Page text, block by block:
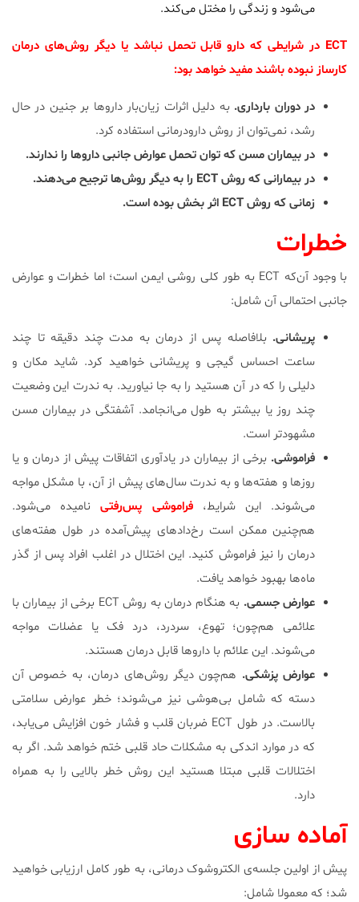
می‌شود و زندگی را مختل می‌کند.
ECT در شرایطی که دارو قابل تحمل نباشد یا دیگر روش‌های درمان
کارساز نبوده باشند مفید خواهد بود:
در دوران بارداری. به دلیل اثرات زیان‌بار داروها بر جنین در حال
رشد، نمی‌توان از روش دارودرمانی استفاده کرد.
در بیماران مسن که توان تحمل عوارض جانبی داروها را ندارند.
در بیمارانی که روش ECT را به دیگر روش‌ها ترجیح می‌دهند.
زمانی که روش ECT اثر بخش بوده است.
خطرات
با وجود آن‌که ECT به طور کلی روشی ایمن است؛ اما خطرات و عوارض
جانبی احتمالی آن شامل:
پریشانی. بلافاصله پس از درمان به مدت چند دقیقه تا چند
ساعت احساس گیجی و پریشانی خواهید کرد. شاید مکان و
دلیلی را که در آن هستید را به جا نیاورید. به ندرت این وضعیت
چند روز یا بیشتر به طول می‌انجامد. آشفتگی در بیماران مسن
مشهودتر است.
فراموشی. برخی از بیماران در یادآوری اتفاقات پیش از درمان و یا
روزها و هفته‌ها و به ندرت سال‌های پیش از آن، با مشکل مواجه
می‌شوند. این شرایط،فراموشی پس‌رفتینامیده می‌شود.
هم‌چنین ممکن است رخ‌دادهای پیش‌آمده در طول هفته‌های
درمان را نیز فراموش کنید. این اختلال در اغلب افراد پس از گذر
ماه‌ها بهبود خواهد یافت.
عوارض جسمی.
به هنگام درمان به روش ECT برخی از بیماران با
علائمی هم‌چون؛ تهوع، سردرد، درد فک یا عضلات مواجه
می‌شوند. این علائم با داروها قابل درمان هستند.
عوارض پزشکی. هم‌چون دیگر روش‌های درمان، به خصوص آن
دسته که شامل بی‌هوشی نیز می‌شوند؛ خطر عوارض سلامتی
بالاست. در طول ECT ضربان قلب و فشار خون افزایش می‌یابد،
که در موارد اندکی به مشکلات حاد قلبی ختم خواهد شد. اگر به
اختلالات قلبی مبتلا هستید این روش خطر بالایی را به همراه
دارد.
آماده سازی
پیش از اولین جلسه‌ی الکتروشوک درمانی، به طور کامل ارزیابی خواهید
شد؛ که معمولا شامل: